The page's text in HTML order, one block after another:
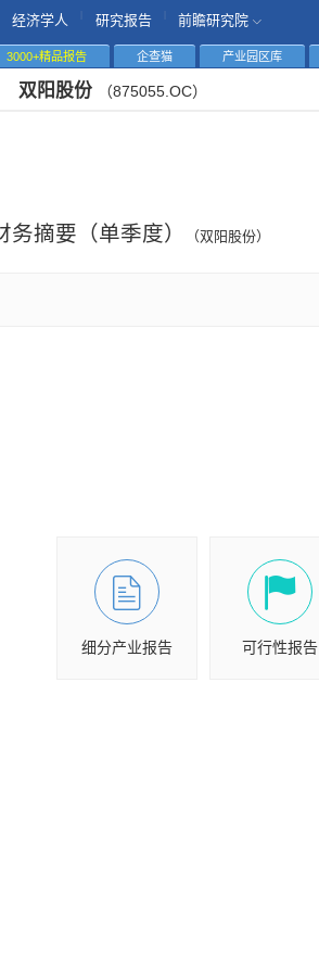
经济学人 研究报告 前瞻研究院
3000+精品报告 企查猫 产业园区库
双阳股份 （875055.OC）
务摘要（单季度） （双阳股份）
细分产业报告 可行性报告